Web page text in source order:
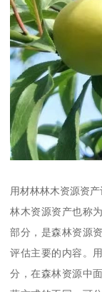
用材林林木资源资
林木资源资产也称
部分，是森林资源
评估主要的内容。
分，在森林资源中